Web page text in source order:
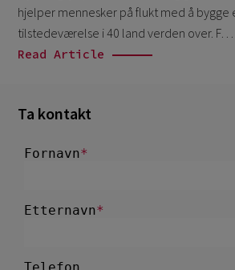
hjelper mennesker på flukt med å bygge
tilstedeværelse i 40 land verden over. F…
Read Article
Ta kontakt